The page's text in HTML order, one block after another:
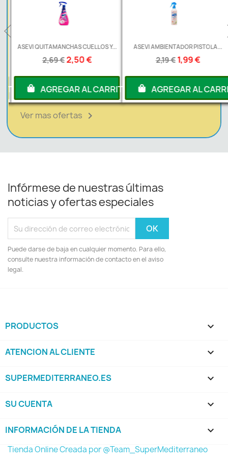
ASEVI QUITAMANCHAS CUELLOS Y...
2,69 €2,50 €
AGREGAR AL CARRITO
ASEVI AMBIENTADOR PISTOLA...
2,19 €1,99 €
AGREGAR AL
Ver mas ofertas 
Infórmese de nuestras últimas
noticias y ofertas especiales
Puede darse de baja en cualquier momento. Para ello,
consulte nuestra información de contacto en el aviso
legal.
PRODUCTOS 
ATENCION AL CLIENTE 
SUPERMEDITERRANEO.ES 
SU CUENTA 
INFORMACIÓN DE LA TIENDA keyboard_arrow_down
Tienda Online Creada por @Team_SuperMediterraneo